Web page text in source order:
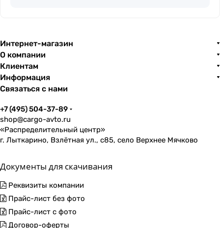
Интернет-магазин
О компании
Клиентам
Информация
Связаться с нами
+7 (495) 504-37-89
shop@cargo-avto.ru
«Распределительный центр»
г. Лыткарино, Взлётная ул., с85, село Верхнее Мячково
Документы для скачивания
Реквизиты компании
Прайс-лист без фото
Прайс-лист с фото
Договор-оферты